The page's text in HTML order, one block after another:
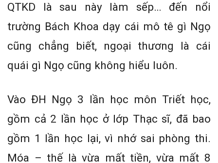
QTKD là sau này làm sếp… đến nổi
trường Bách Khoa dạy cái mô tê gì Ngọ
cũng chẳng biết, ngoại thương là cái
quái gì Ngọ cũng không hiểu luôn.
Vào ĐH Ngọ 3 lần học môn Triết học,
gồm cả 2 lần học ở lớp Thạc sĩ, đã bao
gồm 1 lần học lại, vì nhớ sai phòng thi.
Móa – thế là vừa mất tiền, vừa mất 8